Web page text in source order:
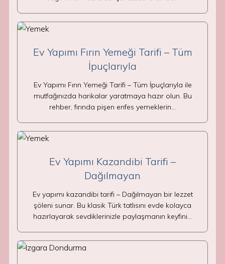
Ev Yapımı Fırın Yemeği Tarifi – Tüm
İpuçlarıyla
Ev Yapımı Fırın Yemeği Tarifi – Tüm İpuçlarıyla ile
mutfağınızda harikalar yaratmaya hazır olun. Bu
rehber, fırında pişen enfes yemeklerin…
Ev Yapımı Kazandibi Tarifi –
Dağılmayan
Ev yapımı kazandibi tarifi – Dağılmayan bir lezzet
şöleni sunar. Bu klasik Türk tatlısını evde kolayca
hazırlayarak sevdiklerinizle paylaşmanın keyfini…